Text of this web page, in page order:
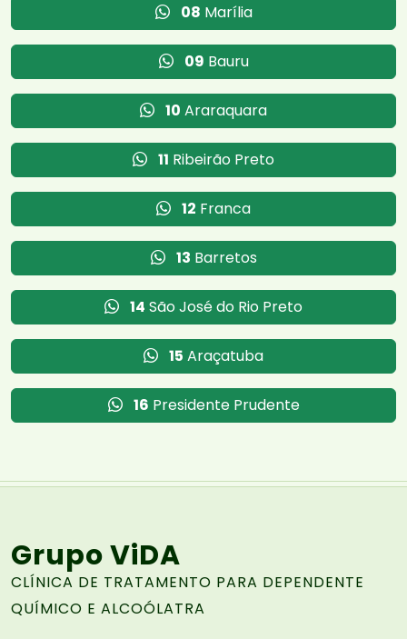
08 Marília
09 Bauru
10 Araraquara
11 Ribeirão Preto
12 Franca
13 Barretos
14 São José do Rio Preto
15 Araçatuba
16 Presidente Prudente
Grupo ViDA
CLÍNICA DE TRATAMENTO PARA DEPENDENTE
QUÍMICO E ALCOÓLATRA